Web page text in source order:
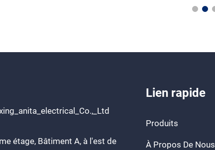
étage, Bâtiment A, à l'est de
Lien rapide
Produits
À Propos De Nous